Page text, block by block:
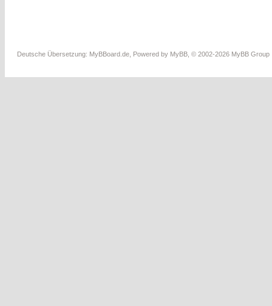
Deutsche Übersetzung: MyBBoard.de , Powered by MyBB , © 2002-2026 MyBB Group